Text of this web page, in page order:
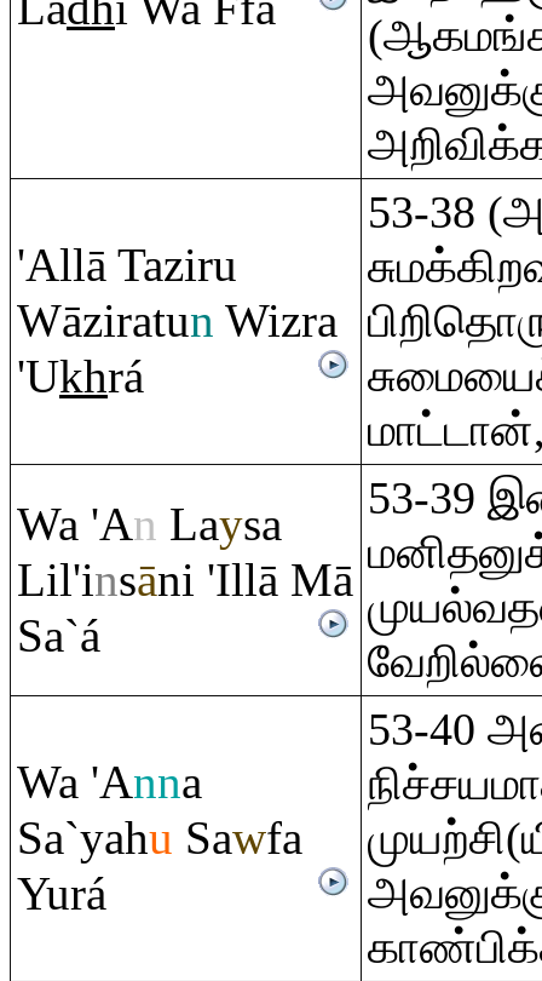
'Allā Taziru
Wāziratun Wizra
'Ukhrá
53-38
Wa 'An Laysa
Lil'insāni 'Illā Mā
Sa`á
53-39
Wa 'Anna
Sa`yahu Sawfa
Yurá
53-40